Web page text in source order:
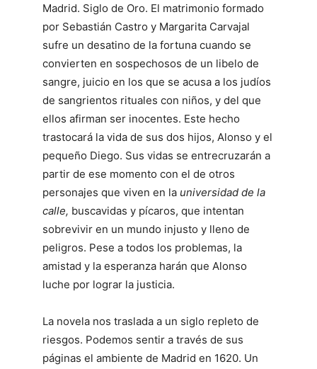
Madrid. Siglo de Oro. El matrimonio formado
por Sebastián Castro y Margarita Carvajal
sufre un desatino de la fortuna cuando se
convierten en sospechosos de un libelo de
sangre, juicio en los que se acusa a los judíos
de sangrientos rituales con niños, y del que
ellos afirman ser inocentes. Este hecho
trastocará la vida de sus dos hijos, Alonso y el
pequeño Diego. Sus vidas se entrecruzarán a
partir de ese momento con el de otros
personajes que viven en la universidad de la
calle, buscavidas y pícaros, que intentan
sobrevivir en un mundo injusto y lleno de
peligros. Pese a todos los problemas, la
amistad y la esperanza harán que Alonso
luche por lograr la justicia.
La novela nos traslada a un siglo repleto de
riesgos. Podemos sentir a través de sus
páginas el ambiente de Madrid en 1620. Un